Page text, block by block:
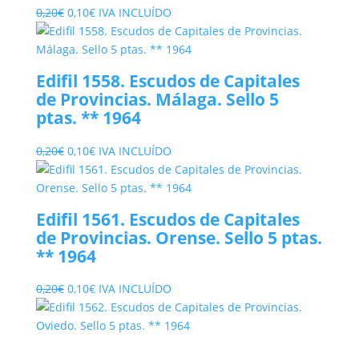
0,20€ El
precio
original
0,20€.
0,10€El
precio
actual
0,10€.
IVA INCLUÍDO
Edifil 1558. Escudos de Capitales
de Provincias. Málaga. Sello 5
ptas. ** 1964
0,20€ El
precio
original
0,20€.
0,10€El
precio
actual
0,10€.
IVA INCLUÍDO
Edifil 1561. Escudos de Capitales
de Provincias. Orense. Sello 5 ptas.
** 1964
0,20€ El
precio
original
0,10€El
precio
actual
IVA INCLUÍDO